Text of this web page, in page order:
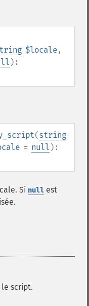
$locale,
):
(string
= null ):
Si null est
script.